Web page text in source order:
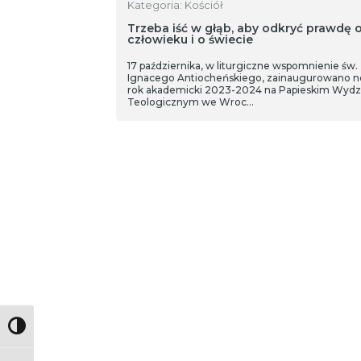
Toggle High Contrast
Kategoria: Kościół
Trzeba iść w głąb, aby odkryć prawdę o
człowieku i o świecie
17 października, w liturgiczne wspomnienie św.
Ignacego Antiocheńskiego, zainaugurowano
rok akademicki 2023-2024 na Papieskim
Teologicznym we Wroc…